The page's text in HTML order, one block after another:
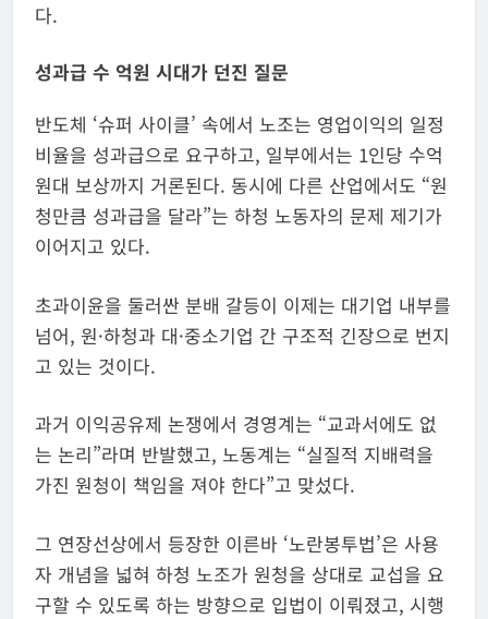
다.
성과급 수 억원 시대가 던진 질문​
반도체 ‘슈퍼 사이클’ 속에서 노조는 영업이익의 일정
비율을 성과급으로 요구하고, 일부에서는 1인당 수억
원대 보상까지 거론된다. 동시에 다른 산업에서도 “원
청만큼 성과급을 달라”는 하청 노동자의 문제 제기가
이어지고 있다.
초과이윤을 둘러싼 분배 갈등이 이제는 대기업 내부를
넘어, 원·하청과 대·중소기업 간 구조적 긴장으로 번지
고 있는 것이다.​
과거 이익공유제 논쟁에서 경영계는 “교과서에도 없
는 논리”라며 반발했고, 노동계는 “실질적 지배력을
가진 원청이 책임을 져야 한다”고 맞섰다.
그 연장선상에서 등장한 이른바 ‘노란봉투법’은 사용
자 개념을 넓혀 하청 노조가 원청을 상대로 교섭을 요
구할 수 있도록 하는 방향으로 입법이 이뤄졌고, 시행